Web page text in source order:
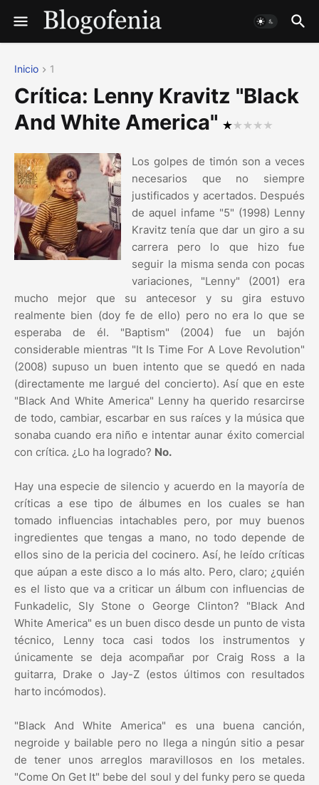
Inicio 1
Crítica: Lenny Kravitz "Black
And White America"
Los golpes de timón son a veces
necesarios que no siempre
justificados y acertados. Después
de aquel infame "5" (1998) Lenny
Kravitz tenía que dar un giro a su
carrera pero lo que hizo fue
seguir la misma senda con pocas
variaciones, "Lenny" (2001) era
mucho mejor que su antecesor y su gira estuvo
realmente bien (doy fe de ello) pero no era lo que se
esperaba de él. "Baptism" (2004) fue un bajón
considerable mientras "It Is Time For A Love Revolution"
(2008) supuso un buen intento que se quedó en nada
(directamente me largué del concierto). Así que en este
"Black And White America" Lenny ha querido resarcirse
de todo, cambiar, escarbar en sus raíces y la música que
sonaba cuando era niño e intentar aunar éxito comercial
con crítica. ¿Lo ha logrado? No.
Hay una especie de silencio y acuerdo en la mayoría de
críticas a ese tipo de álbumes en los cuales se han
tomado influencias intachables pero, por muy buenos
ingredientes que tengas a mano, no todo depende de
ellos sino de la pericia del cocinero. Así, he leído críticas
que aúpan a este disco a lo más alto. Pero, claro; ¿quién
es el listo que va a criticar un álbum con influencias de
Funkadelic, Sly Stone o George Clinton? "Black And
White America" es un buen disco desde un punto de vista
técnico, Lenny toca casi todos los instrumentos y
únicamente se deja acompañar por Craig Ross a la
guitarra, Drake o Jay-Z (estos últimos con resultados
harto incómodos).
"Black And White America" es una buena canción,
negroide y bailable pero no llega a ningún sitio a pesar
de tener unos arreglos maravillosos en los metales.
"Come On Get It" bebe del soul y del funky pero se queda